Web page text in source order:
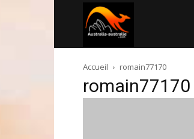
australie.com
Accueil romain77170
romain77170